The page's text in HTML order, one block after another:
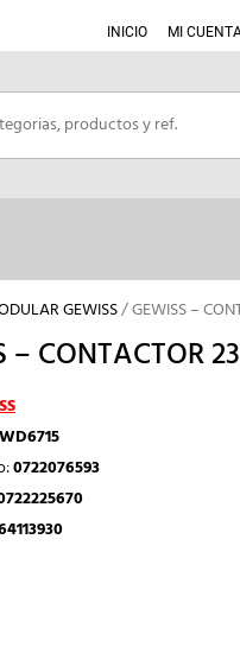
INICIO MI
GEWISS/ GEWISS –
– CONTACTOR
0722076593